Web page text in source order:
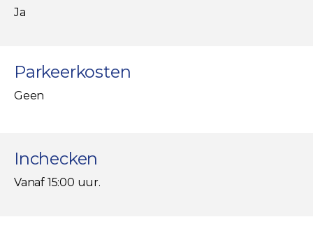
Ja
Parkeerkosten
Geen
Inchecken
Vanaf 15:00 uur.